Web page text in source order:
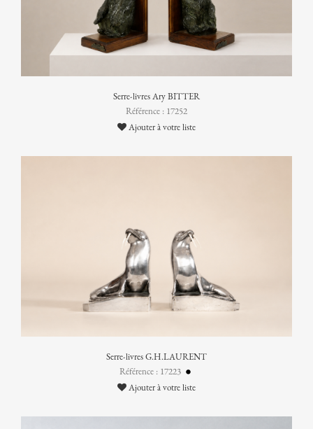
Serre-livres Ary BITTER
Référence : 17252
Ajouter à votre liste
Serre-livres G.H.LAURENT
Référence : 17223
Ajouter à votre liste